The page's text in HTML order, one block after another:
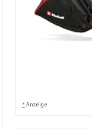
* Anzeige